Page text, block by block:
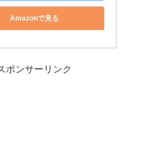
Amazonで見る
ポンサーリンク